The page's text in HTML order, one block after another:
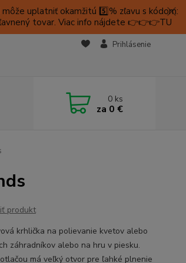
uplatniť okamžitú 5️⃣% zľavu s kódom:
tovar. Viac info nájdete 👉👉👉TU
Prihlásenie
0 ks
za 0 €
produkt
krhlička na polievanie kvetov alebo
záhradníkov alebo na hru v piesku.
má veľký otvor pre ľahké plnenie